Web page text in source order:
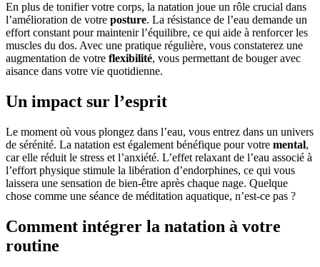
En plus de tonifier votre corps, la natation joue un rôle crucial dans
l’amélioration de votre posture. La résistance de l’eau demande un
effort constant pour maintenir l’équilibre, ce qui aide à renforcer les
muscles du dos. Avec une pratique régulière, vous constaterez une
augmentation de votre flexibilité, vous permettant de bouger avec
aisance dans votre vie quotidienne.
Un impact sur l’esprit
Le moment où vous plongez dans l’eau, vous entrez dans un univers
de sérénité. La natation est également bénéfique pour votre mental,
car elle réduit le stress et l’anxiété. L’effet relaxant de l’eau associé à
l’effort physique stimule la libération d’endorphines, ce qui vous
laissera une sensation de bien-être après chaque nage. Quelque
chose comme une séance de méditation aquatique, n’est-ce pas ?
Comment intégrer la natation à votre
routine